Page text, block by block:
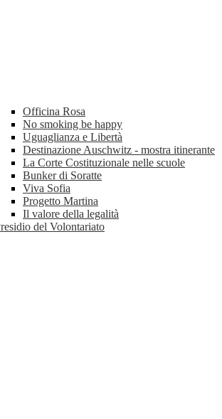
Officina Rosa
No smoking be happy
Uguaglianza e Libertà
Destinazione Auschwitz - mostra itinerante
La Corte Costituzionale nelle scuole
Bunker di Soratte
Viva Sofia
Progetto Martina
Il valore della legalità
del Volontariato